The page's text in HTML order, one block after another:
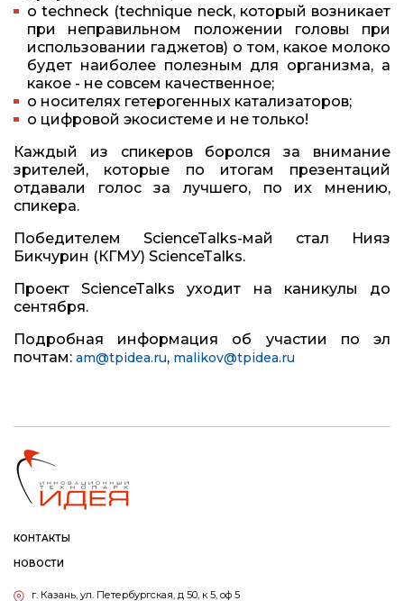
о techneck (technique neck, который возникает
при неправильном положении головы при
использовании гаджетов) о том, какое молоко
будет наиболее полезным для организма, а
какое - не совсем качественное;
о носителях гетерогенных катализаторов;
o цифровой экосистеме и не только!
Каждый из спикеров боролся за внимание
зрителей, которые по итогам презентаций
отдавали голос за лучшего, по их мнению,
спикера.
Победителем ScienceTalks-май стал Нияз
Бикчурин (КГМУ) ScienceTalks.
Проект ScienceTalks уходит на каникулы до
сентября.
Подробная информация об участии по эл
почтам: am@tpidea.ru, malikov@tpidea.ru
КОНТАКТЫ
НОВОСТИ
г. Казань, ул. Петербургская, д 50, к 5, оф 5